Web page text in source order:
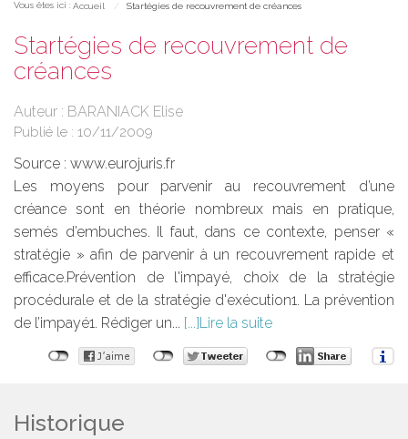
Vous êtes ici : Accueil Startégies de recouvrement de créances
Startégies de recouvrement de
créances
Auteur : BARANIACK Elise
Publié le : 10/11/2009
Source : www.eurojuris.fr
Les moyens pour parvenir au recouvrement d’une
créance sont en théorie nombreux mais en pratique,
semés d’embuches. Il faut, dans ce contexte, penser «
stratégie » afin de parvenir à un recouvrement rapide et
efficace.Prévention de l'impayé, choix de la stratégie
procédurale et de la stratégie d'exécution1. La prévention
de l’impayé1. Rédiger un...
Lire la suite
Historique